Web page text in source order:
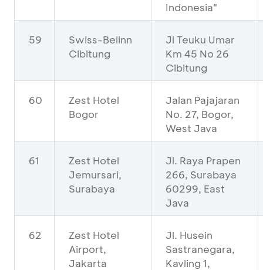
Indonesia"
59
Swiss-Belinn
Cibitung
Jl Teuku Umar
Km 45 No 26
Cibitung
60
Zest Hotel
Bogor
Jalan Pajajaran
No. 27, Bogor,
West Java
61
Zest Hotel
Jemursari,
Surabaya
Jl. Raya Prapen
266, Surabaya
60299, East
Java
62
Zest Hotel
Airport,
Jakarta
Jl. Husein
Sastranegara,
Kavling 1,